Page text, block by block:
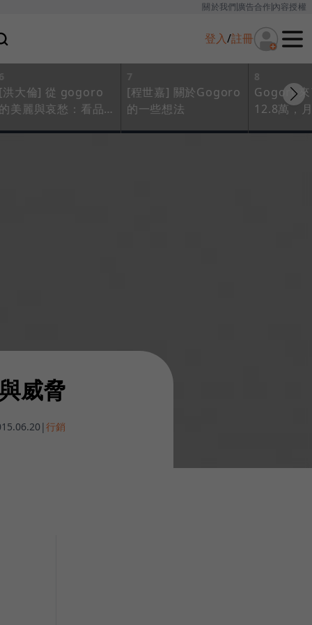
關於我們廣告合作內容授權
登入/註冊
6
[洪大倫] 從 gogoro
的美麗與哀愁：看品
7
[程世嘉] 關於‪‎Gogoro
的一些想法
8
Gogoro來
12.8萬，
威脅
|行銷